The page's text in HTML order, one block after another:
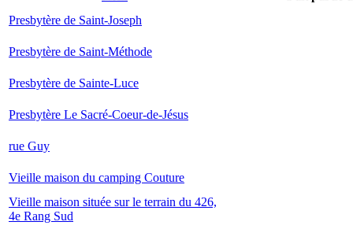
Presbytère de Saint-Joseph
Presbytère de Saint-Méthode
Presbytère de Sainte-Luce
Presbytère Le Sacré-Coeur-de-Jésus
rue Guy
Vieille maison du camping Couture
Vieille maison située sur le terrain du 426,
4e Rang Sud